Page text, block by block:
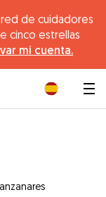
de cuidadores
cinco estrellas
mi cuenta.